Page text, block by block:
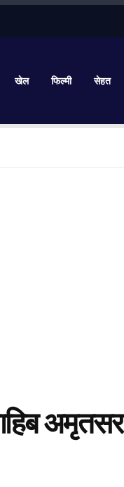
खेल फिल्मी सेहत
अमृतसर